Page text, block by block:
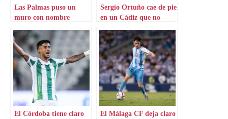
Las Palmas puso un
muro con nombre
Sergio Ortuño cae de pie
en un Cádiz que no
El Córdoba tiene claro
El Málaga CF deja claro